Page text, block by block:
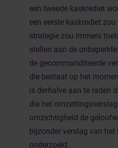
een tweede kaskrediet
een eerste kaskrediet
strategie zou immers
stellen aan de
de gecommanditeerde
die bestaat op het
is derhalve aan te raden
die het
omzichtigheid de
bijzonder verslag van het
onderzoekt.